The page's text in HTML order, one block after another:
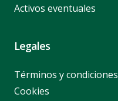
Activos eventuales
Legales
Términos y condiciones
Cookies